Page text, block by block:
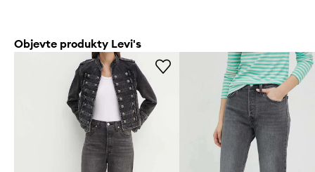
Objevte produkty Levi's